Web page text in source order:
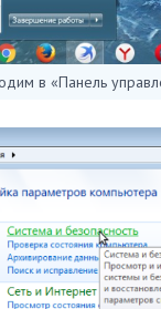
в «Панель